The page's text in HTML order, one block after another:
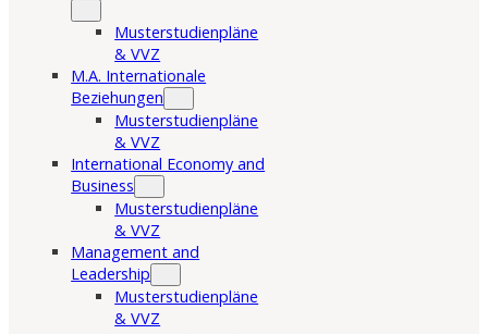
Musterstudienpläne
& VVZ
M.A. Internationale
Beziehungen
Musterstudienpläne
& VVZ
International Economy and
Business
Musterstudienpläne
& VVZ
Management and
Leadership
Musterstudienpläne
& VVZ